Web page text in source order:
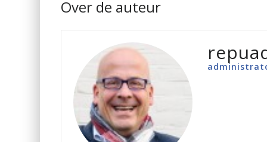
Over de auteur